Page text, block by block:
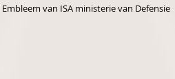
Embleem van ISA ministerie van Defensie